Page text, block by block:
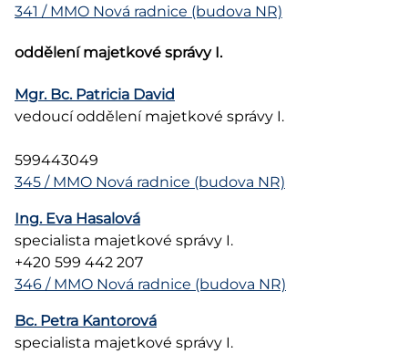
341 / MMO Nová radnice (budova NR)
oddělení majetkové správy I.
Mgr. Bc. Patricia David
vedoucí oddělení majetkové správy I.
599443049
345 / MMO Nová radnice (budova NR)
Ing. Eva Hasalová
specialista majetkové správy I.
+420 599 442 207
346 / MMO Nová radnice (budova NR)
Bc. Petra Kantorová
specialista majetkové správy I.